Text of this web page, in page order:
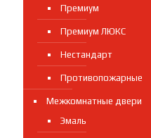
Премиум
Премиум ЛЮКС
Нестандарт
Противопожарные
Межкомнатные двери
Эмаль